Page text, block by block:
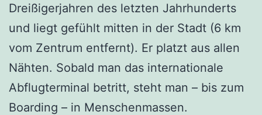
Dreißigerjahren des letzten Jahrhunderts
und liegt gefühlt mitten in der Stadt (6 km
vom Zentrum entfernt). Er platzt aus allen
Nähten. Sobald man das internationale
Abflugterminal betritt, steht man – bis zum
Boarding – in Menschenmassen.